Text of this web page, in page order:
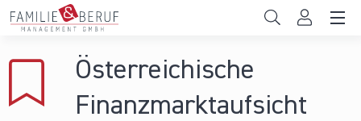
Direkt zum Inhalt
Unternehmen
Gemeinden
Österreichische
Finanzmarktaufsicht